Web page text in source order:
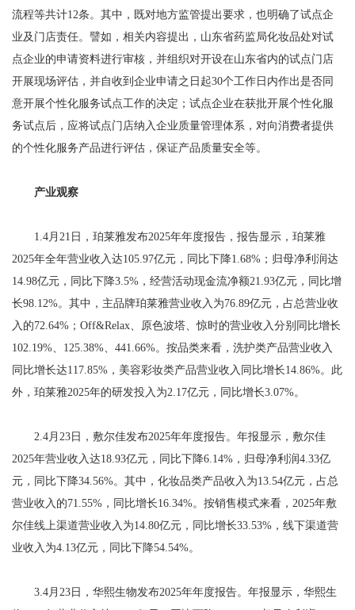
流程等共计12条。其中，既对地方监管提出要求，也明确了试点企
业及门店责任。譬如，相关内容提出，山东省药监局化妆品处对试
点企业的申请资料进行审核，并组织对开设在山东省内的试点门店
开展现场评估，并自收到企业申请之日起30个工作日内作出是否同
意开展个性化服务试点工作的决定；试点企业在获批开展个性化服
务试点后，应将试点门店纳入企业质量管理体系，对向消费者提供
的个性化服务产品进行评估，保证产品质量安全等。
产业观察
1.4月21日，珀莱雅发布2025年年度报告，报告显示，珀莱雅
2025年全年营业收入达105.97亿元，同比下降1.68%；归母净利润达
14.98亿元，同比下降3.5%，经营活动现金流净额21.93亿元，同比增
长98.12%。其中，主品牌珀莱雅营业收入为76.89亿元，占总营业收
入的72.64%；Off&Relax、原色波塔、惊时的营业收入分别同比增长
102.19%、125.38%、441.66%。按品类来看，洗护类产品营业收入
同比增长达117.85%，美容彩妆类产品营业收入同比增长14.86%。此
外，珀莱雅2025年的研发投入为2.17亿元，同比增长3.07%。
2.4月23日，敷尔佳发布2025年年度报告。年报显示，敷尔佳
2025年营业收入达18.93亿元，同比下降6.14%，归母净利润4.33亿
元，同比下降34.56%。其中，化妆品类产品收入为13.54亿元，占总
营业收入的71.55%，同比增长16.34%。按销售模式来看，2025年敷
尔佳线上渠道营业收入为14.80亿元，同比增长33.53%，线下渠道营
业收入为4.13亿元，同比下降54.54%。
3.4月23日，华熙生物发布2025年年度报告。年报显示，华熙生